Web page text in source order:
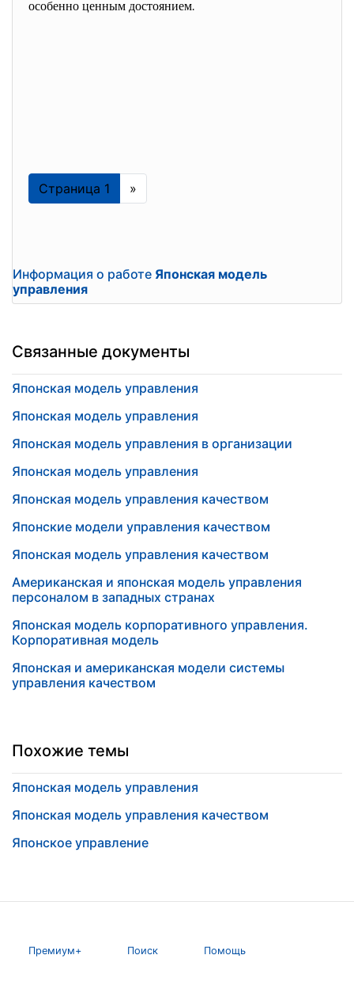
особенно ценным достоянием.
Страница 1 »
Информация о работе Японская модель
управления
Связанные документы
Японская модель управления
Японская модель управления
Японская модель управления в организации
Японская модель управления
Японская модель управления качеством
Японские модели управления качеством
Японская модель управления качеством
Американская и японская модель управления
персоналом в западных странах
Японская модель корпоративного управления.
Корпоративная модель
Японская и американская модели системы
управления качеством
Похожие темы
Японская модель управления
Японская модель управления качеством
Японское управление
Премиум+ Поиск Помощь